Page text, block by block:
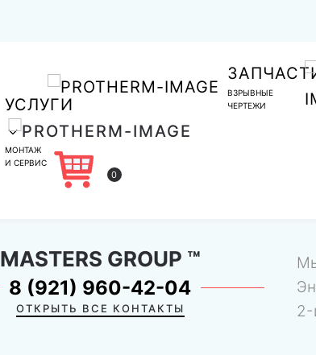
УСЛУГИ
МОНТАЖ
И СЕРВИС
ВЗРЫВНЫЕ
ЧЕРТЕЖИ
0
MASTERS GROUP ™
8 (921) 960-42-04
ОТКРЫТЬ ВСЕ КОНТАКТЫ
2-